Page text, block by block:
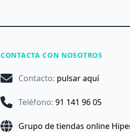
CONTACTA CON NOSOTROS
Contacto: pulsar aquí
Teléfono: 91 141 96 05
Grupo de tiendas online